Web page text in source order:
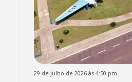
29 de julho de 2026 às 4:50 pm